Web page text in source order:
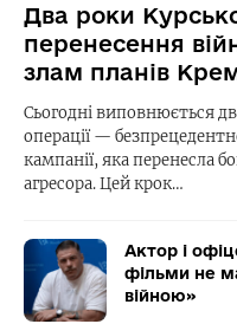
Два роки
перенесення
злам планів
Сьогодні виповнюється
операції —
кампанії, яка перенесла
агресора. Цей крок…
Актор і
фільми не
війною»